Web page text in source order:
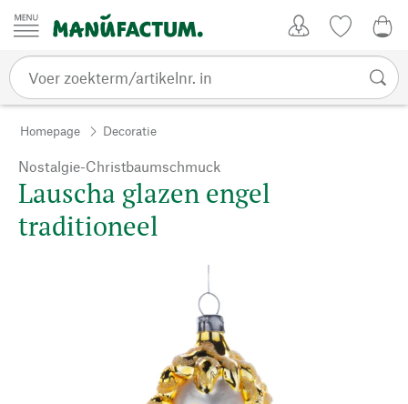
Passer au contenu
Homepage Decoratie
Nostalgie-Christbaumschmuck
Lauscha glazen engel
traditioneel